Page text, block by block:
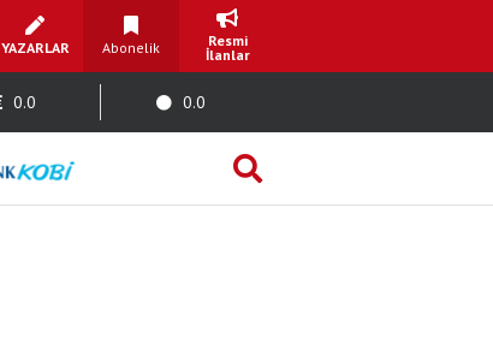
YAZARLAR Abonelik
Resmi
İlanlar
0.0 0.0